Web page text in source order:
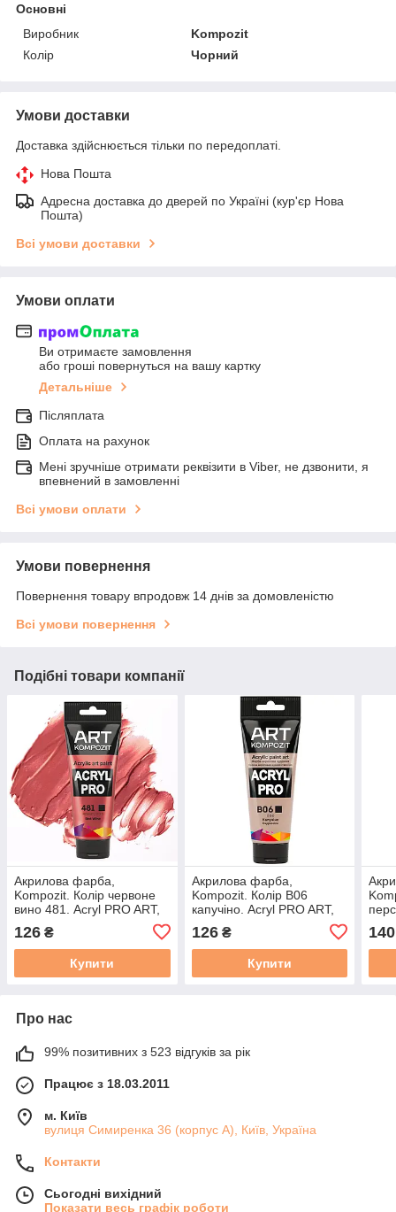
Основні
Виробник
Kompozit
Колір
Чорний
Умови доставки
Доставка здійснюється тільки по передоплаті.
Нова Пошта
Адресна доставка до дверей по Україні (кур'єр Нова
Пошта)
Всі умови доставки
Умови оплати
Ви отримаєте замовлення
або гроші повернуться на вашу картку
Детальніше
Післяплата
Оплата на рахунок
Мені зручніше отримати реквізити в Viber, не дзвонити, я
впевнений в замовленні
Всі умови оплати
Умови повернення
Повернення товару впродовж 14 днів за домовленістю
Всі умови повернення
Подібні товари компанії
Акрилова фарба,
Kompozit. Колір червоне
вино 481. Acryl PRO ART,
126 ₴
Купити
Акрилова фарба,
Kompozit. Колір B06
капучіно. Acryl PRO ART,
126₴
Купити
140
Про нас
99% позитивних з 523 відгуків за рік
Працює з 18.03.2011
м. Київ
вулиця Симиренка 36 (корпус А), Київ, Україна
Контакти
Сьогодні вихідний
Показати весь графік роботи